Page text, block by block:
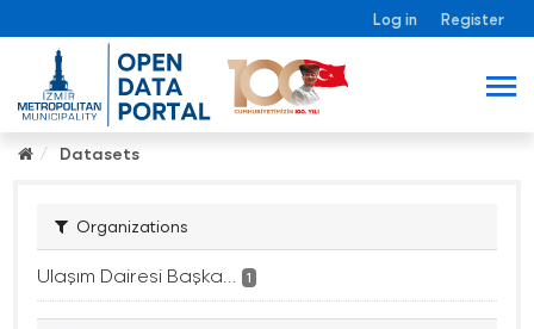
Log in Register
Datasets
Organizations
Ulaşım Dairesi Başka... 1